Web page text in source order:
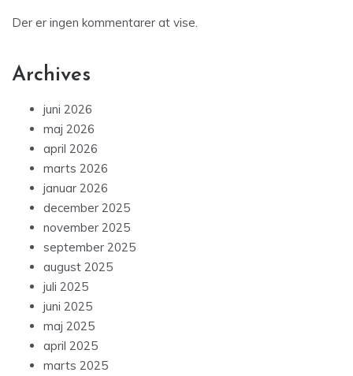
Der er ingen kommentarer at vise.
Archives
juni 2026
maj 2026
april 2026
marts 2026
januar 2026
december 2025
november 2025
september 2025
august 2025
juli 2025
juni 2025
maj 2025
april 2025
marts 2025